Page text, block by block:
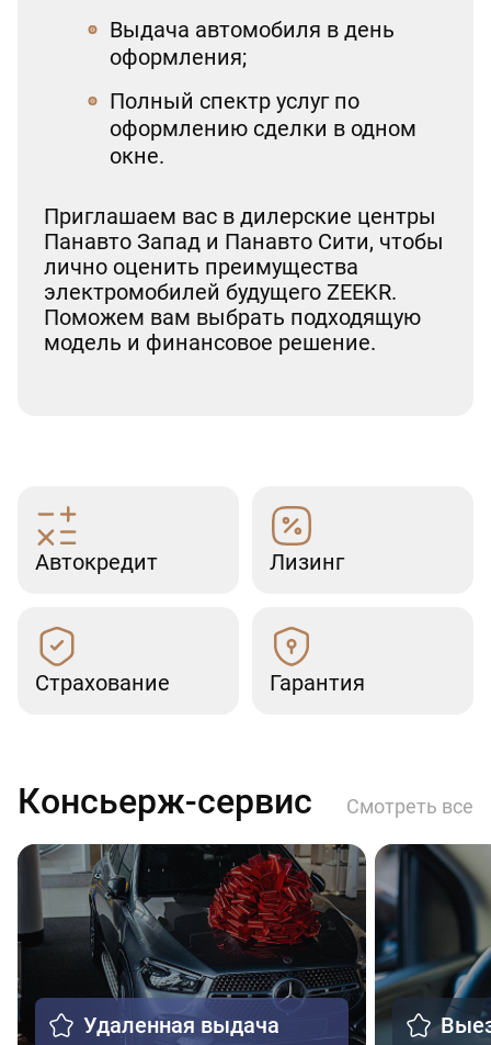
Выдача автомобиля в день
оформления;
Полный спектр услуг по
оформлению сделки в одном
окне.
Приглашаем вас в дилерские центры
Панавто Запад и Панавто Сити, чтобы
лично оценить преимущества
электромобилей будущего ZEEKR.
Поможем вам выбрать подходящую
модель и финансовое решение.
Автокредит Лизинг
Страхование Гарантия
Консьерж-сервис Смотреть все
Удаленная выдача